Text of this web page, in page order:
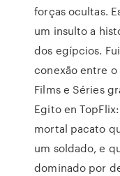
forças ocultas.
um insulto a
dos egípcios.
conexão entre
Films e Séries
Egito en
mortal pacato
um soldado, e
dominado por